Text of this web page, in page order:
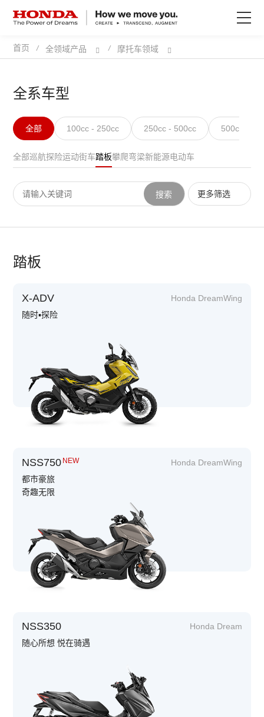
关于Honda
Honda纯电
全领域产品
技术创新
赛事运动
首页 / 全领域产品 / 摩托车领域
全系车型
全部 100cc - 250cc 250cc - 500cc 500cc以上
搜索 更多筛选
全部巡航探险运动街车踏板攀爬弯梁新能源电动车
踏板
X-ADV
Honda DreamWing
随时▪探险
NSS750 NEW
Honda DreamWing
都市豪旅
奇趣无限
NSS350
Honda Dream
随心所想 悦在骑遇